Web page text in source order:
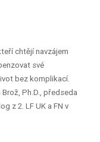
chtějí navzájem
své
bez komplikací.
Ph.D.,
předseda
z 2. LF UK a FN v